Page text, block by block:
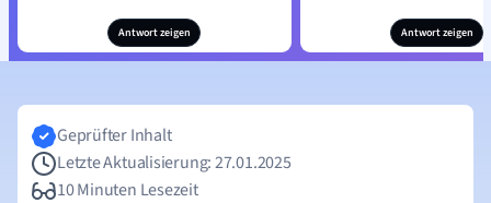
Antwort zeigen Antwort zeigen
Geprüfter Inhalt
Letzte Aktualisierung: 27.01.2025
10 Minuten Lesezeit